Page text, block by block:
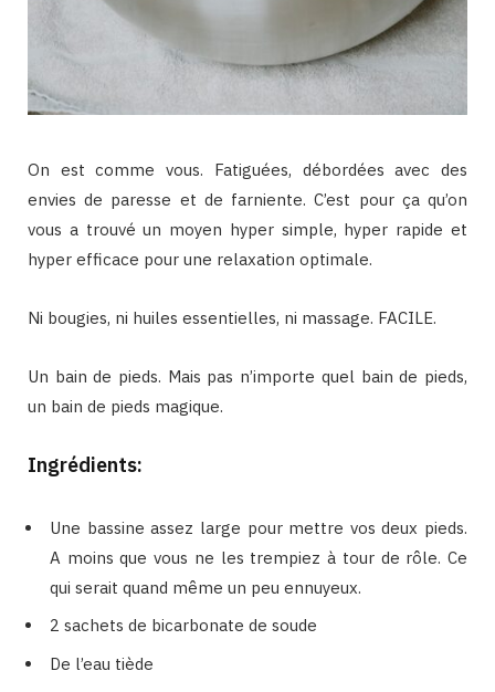
On est comme vous. Fatiguées, débordées avec des
envies de paresse et de farniente. C’est pour ça qu’on
vous a trouvé un moyen hyper simple, hyper rapide et
hyper efficace pour une relaxation optimale.
Ni bougies, ni huiles essentielles, ni massage. FACILE.
Un bain de pieds. Mais pas n’importe quel bain de pieds,
un bain de pieds magique.
Ingrédients:
Une bassine assez large pour mettre vos deux pieds.
A moins que vous ne les trempiez à tour de rôle. Ce
qui serait quand même un peu ennuyeux.
2 sachets de bicarbonate de soude
De l’eau tiède